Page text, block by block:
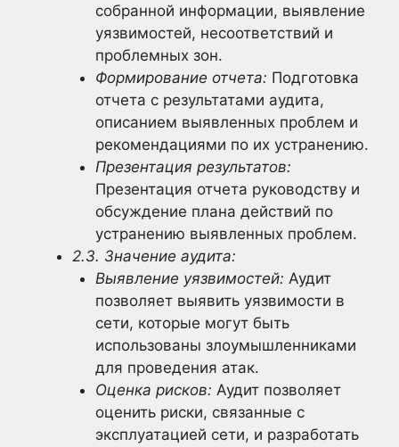
собранной информации, выявление
уязвимостей, несоответствий и
проблемных зон.
Формирование отчета: Подготовка
отчета с результатами аудита,
описанием выявленных проблем и
рекомендациями по их устранению.
Презентация результатов:
Презентация отчета руководству и
обсуждение плана действий по
устранению выявленных проблем.
2.3. Значение аудита:
Выявление уязвимостей: Аудит
позволяет выявить уязвимости в
сети, которые могут быть
использованы злоумышленниками
для проведения атак.
Оценка рисков: Аудит позволяет
оценить риски, связанные с
эксплуатацией сети, и разработать